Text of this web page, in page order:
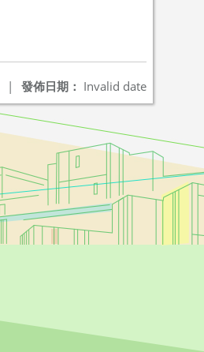
發佈日期： Invalid date
|